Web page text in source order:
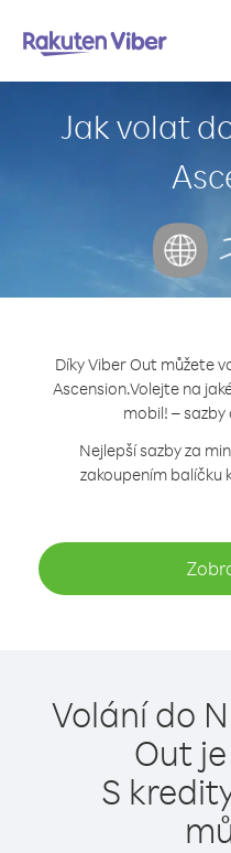
Jak volat
Díky Viber Out můžete
Ascension.Volejte na
mobil! –
Nejlepší sazby za
zakoupením balíčku
Volání do
Out
S